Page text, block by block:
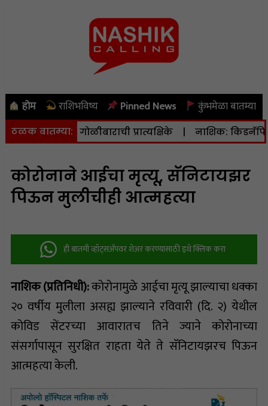
होम राशिभविष्य Pinned News कुंभमेळा बातम्या
ठळक बातम्या:
मैदानी गोळीबाराची प्रात्यक्षिके | नाशिक: किडनॅपिंग तसेच
कोरोनाने आईचा मृत्यू, सॅनिटायझर
पिऊन मुलीचीही आत्महत्या
ही बातमी व्हॉट्सअ‍ॅपवर शेअर करण्यासाठी इथे क्लिक करा
नाशिक (प्रतिनिधी):कोरोनामुळे आईचा मृत्यू झाल्याचा धक्का
२० वर्षीय मुलीला असह्य झाल्याने रविवारी (दि. २) येथील
कोविड सेंटरच्या आवारातच तिने ज्याने कोरोनाच्या
संसर्गापासून सुरक्षित राहता येते ते सॅनिटायझरच पिऊन
आत्महत्या केली.